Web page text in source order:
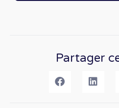
Partager